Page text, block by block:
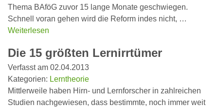
Thema BAföG zuvor 15 lange Monate geschwiegen.
Schnell voran gehen wird die Reform indes nicht, …
Weiterlesen
Die 15 größten Lernirrtümer
Verfasst am 02.04.2013
Kategorien: Lerntheorie
Mittlerweile haben Hirn- und Lernforscher in zahlreichen
Studien nachgewiesen, dass bestimmte, noch immer weit